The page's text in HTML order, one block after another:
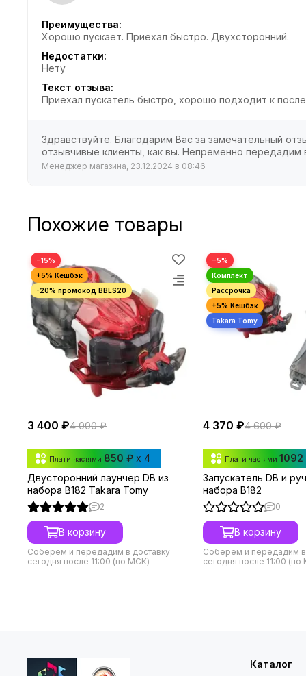
Преимущества:
Хорошо пускает. Приехал быстро. Двухсторонний.
Недостатки:
Нету
Текст отзыва:
Приехал пускатель быстро, хорошо подходит к
Здравствуйте. Благодарим Вас за замечательный
отзывчивые клиенты, как вы. Непременно
Менеджер магазина, 23.12.2024 в 08:46
Похожие товары
−15%
3 400 ₽4 000 ₽
Плати частями 850 ₽ x 4
Двусторонний лаунчер DB из
набора B182 Takara Tomy
2
В корзину
Соберём и передадим в доставку
сегодня после 11:00 (по МСК)
−5%
4 370 ₽4 600 ₽
Плати частями 1092
Запускатель DB и
набора B182
0
В корзину
Соберём и передадим в
сегодня после 11:00
Каталог